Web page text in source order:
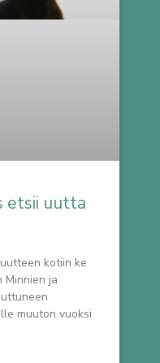
etsii uutta
kotiin ke
Minnien ja
muuton vuoksi